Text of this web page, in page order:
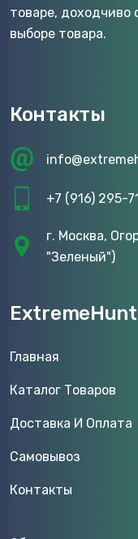
товаре,
выборе товара.
Контакты
+7 (916) 295-
г. Москва,
"Зеленый")
Главная
Каталог Товаров
Доставка И Оплата
Самовывоз
Контакты